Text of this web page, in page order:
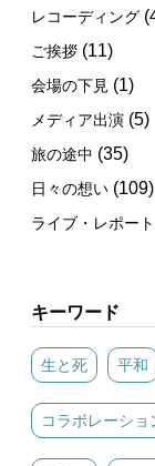
レコーディング
ご挨拶 (11)
会場の下見 (1)
メディア出演 (5)
旅の途中 (35)
日々の想い (109)
ライブ・レポート
キーワード
生と死 平和
コラボレーショ